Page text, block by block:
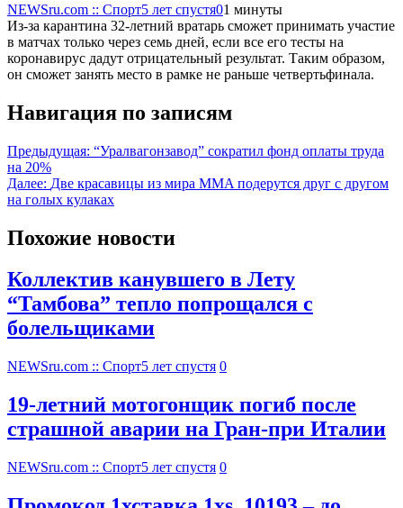
NEWSru.com :: Спорт5 лет спустя01 минуты
Из-за карантина 32-летний вратарь сможет принимать участие
в матчах только через семь дней, если все его тесты на
коронавирус дадут отрицательный результат. Таким образом,
он сможет занять место в рамке не раньше четвертьфинала.
Навигация по записям
Предыдущая: “Уралвагонзавод” сократил фонд оплаты труда
на 20%
Далее: Две красавицы из мира MMA подерутся друг с другом
на голых кулаках
Похожие новости
Коллектив канувшего в Лету
“Тамбова” тепло попрощался с
болельщиками
NEWSru.com :: Спорт5 лет спустя 0
19-летний мотогонщик погиб после
страшной аварии на Гран-при Италии
NEWSru.com :: Спорт5 лет спустя 0